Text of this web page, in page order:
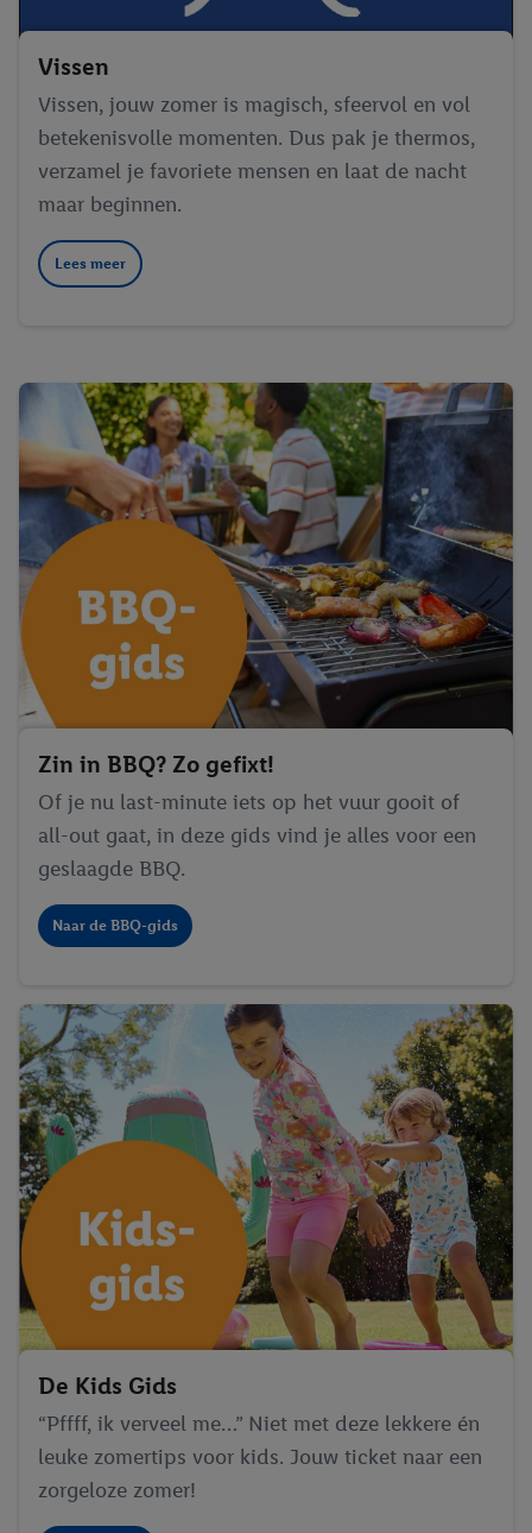
Vissen
Vissen, jouw zomer is magisch, sfeervol en vol
betekenisvolle momenten. Dus pak je thermos,
verzamel je favoriete mensen en laat de nacht
maar beginnen.
Lees meer
Zin in BBQ? Zo gefixt!
Of je nu last-minute iets op het vuur gooit of
all-out gaat, in deze gids vind je alles voor een
geslaagde BBQ.
Naar de BBQ-gids
De Kids Gids
“Pffff, ik verveel me…” Niet met deze lekkere én
leuke zomertips voor kids. Jouw ticket naar een
zorgeloze zomer!